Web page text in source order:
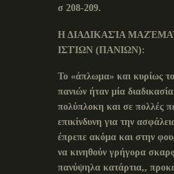
σ 208-209.
Η ΔΙΑΔΙΚΑΣΊΑ
ΙΣΤΊΩΝ (ΠΑΝΙΩΝ):
Το «άπλωμα» και κυρίως
πανιών ήταν μία
πολύπλοκη και σε πολλές
επικίνδυνη για την
έπρεπε ακόμα και στην
να κινηθούν γρήγορα
πανύψηλα κατάρτια,,